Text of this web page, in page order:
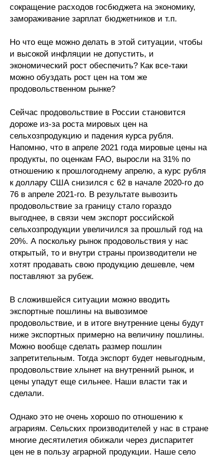
О совете
Регулярные прогнозы
Квартальный прогноз
Краткосрочный прогноз
Оценка индекса промышленного
производства
Российская Система Климатического
Центр «Климатическая политика и
экономика России»
Кафедра МФТИ
Кафедра МАДИ
Аспирантура
Об аспирантуре
Поступление
Обучение
Нормативные документы
О совете
Материалы
сокращение расходов госбюджета на экономику,
замораживание зарплат бюджетников и т.п.
Но что еще можно делать в этой ситуации, чтобы
и высокой инфляции не допустить, и
экономический рост обеспечить? Как все-таки
можно обуздать рост цен на том же
продовольственном рынке?
Сейчас продовольствие в России становится
дороже из-за роста мировых цен на
сельхозпродукцию и падения курса рубля.
Напомню, что в апреле 2021 года мировые цены на
продукты, по оценкам FAO, выросли на 31% по
отношению к прошлогоднему апрелю, а курс рубля
к доллару США снизился с 62 в начале 2020-го до
76 в апреле 2021-го. В результате вывозить
продовольствие за границу стало гораздо
выгоднее, в связи чем экспорт российской
сельхозпродукции увеличился за прошлый год на
20%. А поскольку рынок продовольствия у нас
открытый, то и внутри страны производители не
хотят продавать свою продукцию дешевле, чем
поставляют за рубеж.
В сложившейся ситуации можно вводить
экспортные пошлины на вывозимое
продовольствие, и в итоге внутренние цены будут
ниже экспортных примерно на величину пошлины.
Можно вообще сделать размер пошлин
запретительным. Тогда экспорт будет невыгодным,
продовольствие хлынет на внутренний рынок, и
цены упадут еще сильнее. Наши власти так и
сделали.
Однако это не очень хорошо по отношению к
аграриям. Сельских производителей у нас в стране
многие десятилетия обижали через диспаритет
цен не в пользу аграрной продукции. Наше село